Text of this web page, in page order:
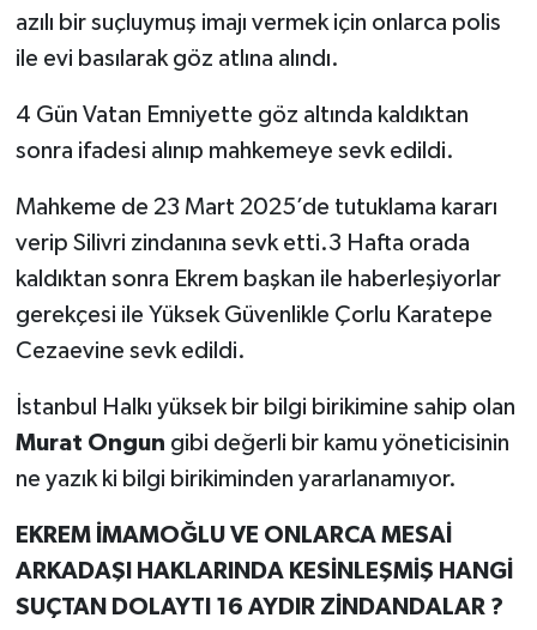
azılı bir suçluymuş imajı vermek için onlarca polis
ile evi basılarak göz atlına alındı.
4 Gün Vatan Emniyette göz altında kaldıktan
sonra ifadesi alınıp mahkemeye sevk edildi.
Mahkeme de 23 Mart 2025’de tutuklama kararı
verip Silivri zindanına sevk etti.3 Hafta orada
kaldıktan sonra Ekrem başkan ile haberleşiyorlar
gerekçesi ile Yüksek Güvenlikle Çorlu Karatepe
Cezaevine sevk edildi.
İstanbul Halkı yüksek bir bilgi birikimine sahip olan
Murat Ongun gibi değerli bir kamu yöneticisinin
ne yazık ki bilgi birikiminden yararlanamıyor.
EKREM İMAMOĞLU VE ONLARCA MESAİ
ARKADAŞI HAKLARINDA KESİNLEŞMİŞ HANGİ
SUÇTAN DOLAYTI 16 AYDIR ZİNDANDALAR ?